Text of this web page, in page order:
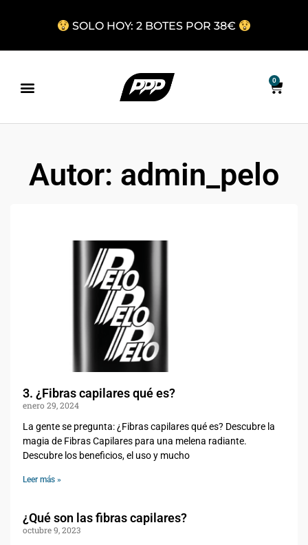
SOLO HOY: 2 BOTES POR 38€
0
Autor: admin_pelo
3. ¿Fibras capilares qué es?
enero 29, 2024
La gente se pregunta: ¿Fibras capilares qué es? Descubre la
magia de Fibras Capilares para una melena radiante.
Descubre los beneficios, el uso y mucho
Leer más »
¿Qué son las fibras capilares?
octubre 9, 2023